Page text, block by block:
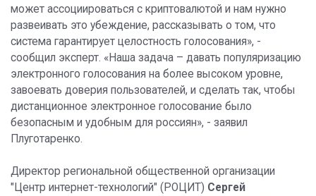
может ассоциироваться с криптовалютой и нам нужно
развеивать это убеждение, рассказывать о том, что
система гарантирует целостность голосования», -
сообщил эксперт. «Наша задача – давать популяризацию
электронного голосования на более высоком уровне,
завоевать доверия пользователей, и сделать так, чтобы
дистанционное электронное голосование было
безопасным и удобным для россиян», - заявил
Плуготаренко.
Директор региональной общественной организации
"Центр интернет-технологий" (РОЦИТ) Сергей